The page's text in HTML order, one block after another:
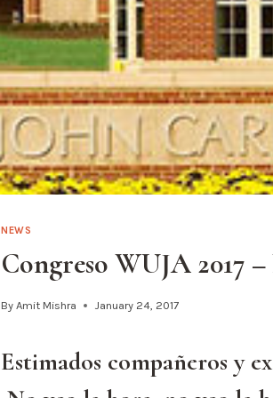
NEWS
Congreso WUJA 2017
By Amit Mishra January 24, 2017
Estimados compañeros y